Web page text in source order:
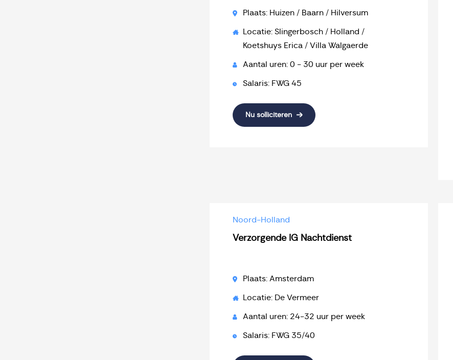
Plaats: Huizen / Baarn / Hilversum
Locatie: Slingerbosch / Holland /
Koetshuys Erica / Villa Walgaerde
Aantal uren: 0 - 30 uur per week
Salaris: FWG 45
Nu solliciteren
Noord-Holland
Verzorgende IG Nachtdienst
Plaats: Amsterdam
Locatie: De Vermeer
Aantal uren: 24-32 uur per week
Salaris: FWG 35/40